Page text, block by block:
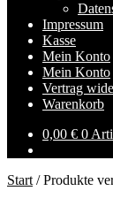
Impressum
Kasse
Mein Konto
Mein Konto
Vertrag
Warenkorb
0,00 € 0
Start /Produkte